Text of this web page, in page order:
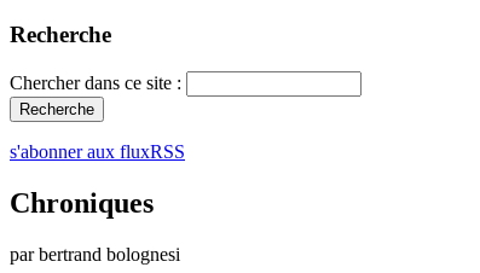
Recherche
Chercher dans ce site :
s'abonner aux fluxRSS
Chroniques
par bertrand bolognesi